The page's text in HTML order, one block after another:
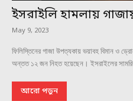
ইসরাইলি হামলায়
May 9, 2023
ফিলিস্তিনের গাজা উপত্যকায় ভয়াবহ বিমান ও
অন্তত ১২ জন নিহত হয়েছেন। ইসরাইলের সামরিক
আরো পড়ুন